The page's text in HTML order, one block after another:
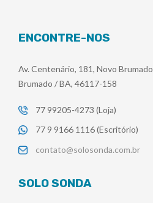
ENCONTRE-NOS
Av. Centenário, 181, Novo Brumado
Brumado / BA, 46117-158
77 99205-4273 (Loja)
77 9 9166 1116 (Escritório)
contato@solosonda.com.br
SOLO SONDA